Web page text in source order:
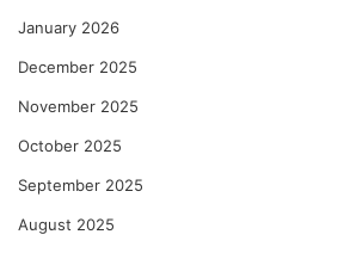
January 2026
December 2025
November 2025
October 2025
September 2025
August 2025